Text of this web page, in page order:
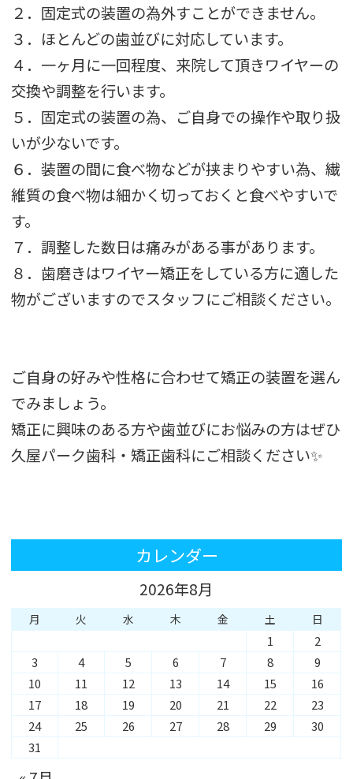
２．固定式の装置の為外すことができません。
３．ほとんどの歯並びに対応しています。
４．一ヶ月に一回程度、来院して頂きワイヤーの
交換や調整を行います。
５．固定式の装置の為、ご自身での操作や取り扱
いが少ないです。
６．装置の間に食べ物などが挟まりやすい為、繊
維質の食べ物は細かく切っておくと食べやすいで
す。
７．調整した数日は痛みがある事があります。
８．歯磨きはワイヤー矯正をしている方に適した
物がございますのでスタッフにご相談ください。
ご自身の好みや性格に合わせて矯正の装置を選ん
でみましょう。
矯正に興味のある方や歯並びにお悩みの方はぜひ
久屋パーク歯科・矯正歯科にご相談ください✨
カレンダー
2026年8月
月 火 水 木 金 土 日
1
2
3
4 5 6 7 8
9
10
11 12 13 14 15
16
17
18 19 20 21 22
23
24
25 26 27 28 29
30
31